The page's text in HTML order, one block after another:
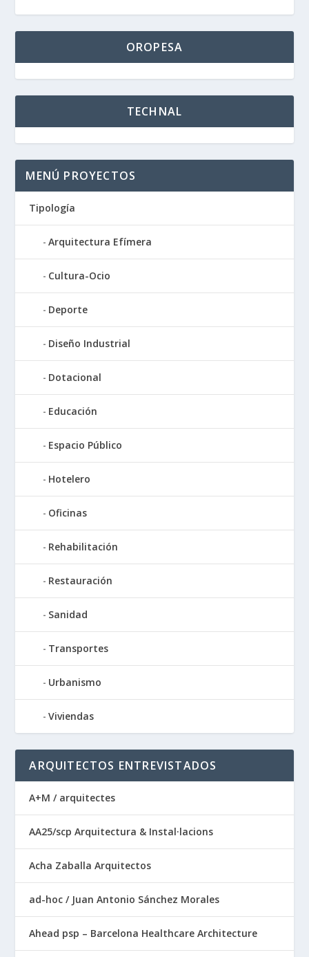
OROPESA
TECHNAL
MENÚ PROYECTOS
Tipología
Arquitectura Efímera
Cultura-Ocio
Deporte
Diseño Industrial
Dotacional
Educación
Espacio Público
Hotelero
Oficinas
Rehabilitación
Restauración
Sanidad
Transportes
Urbanismo
Viviendas
ARQUITECTOS ENTREVISTADOS
A+M / arquitectes
AA25/scp Arquitectura & Instal·lacions
Acha Zaballa Arquitectos
ad-hoc / Juan Antonio Sánchez Morales
Ahead psp – Barcelona Healthcare Architecture